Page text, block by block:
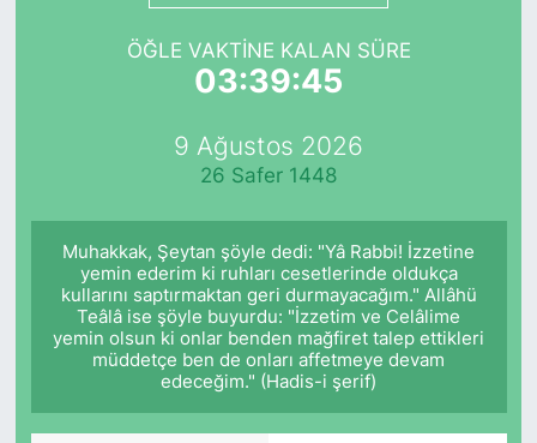
ÖĞLE VAKTINE KALAN SÜRE
03:39:45
9 Ağustos 2026
26 Safer 1448
Muhakkak, Şeytan şöyle dedi: "Yâ Rabbi! İzzetine
yemin ederim ki ruhları cesetlerinde oldukça
kullarını saptırmaktan geri durmayacağım." Allâhü
Teâlâ ise şöyle buyurdu: "İzzetim ve Celâlime
yemin olsun ki onlar benden mağfiret talep ettikleri
müddetçe ben de onları affetmeye devam
edeceğim." (Hadis-i şerif)
TFF 1.Lig Puan Durumu ve Fikstür
Tüm Manşetler
Haber Arşivi